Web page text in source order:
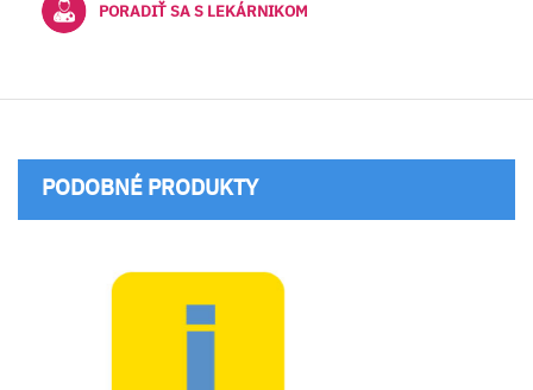
PORADIŤ SA S LEKÁRNIKOM
PODOBNÉ PRODUKTY